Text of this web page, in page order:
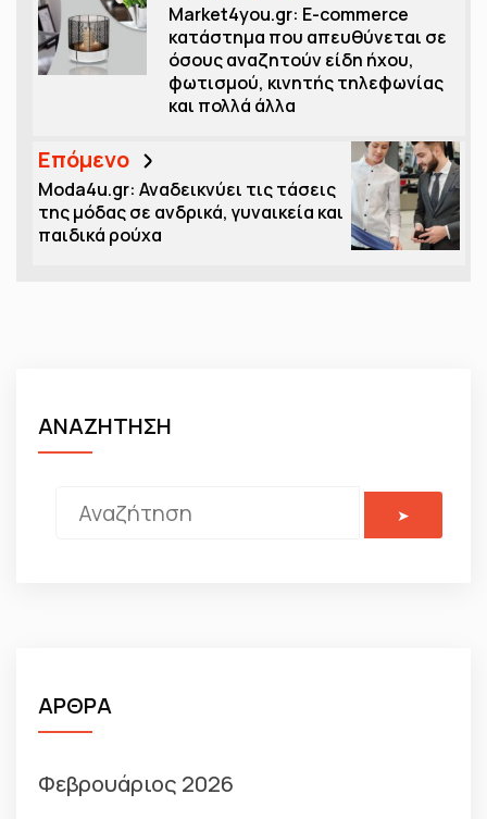
Μarket4you.gr: E-commerce
κατάστημα που απευθύνεται σε
όσους αναζητούν είδη ήχου,
φωτισμού, κινητής τηλεφωνίας
και πολλά άλλα
Επόμενο
Moda4u.gr: Αναδεικνύει τις τάσεις
της μόδας σε ανδρικά, γυναικεία και
παιδικά ρούχα
ΑΝΑΖΗΤΗΣΗ
ΑΡΘΡΑ
Φεβρουάριος 2026